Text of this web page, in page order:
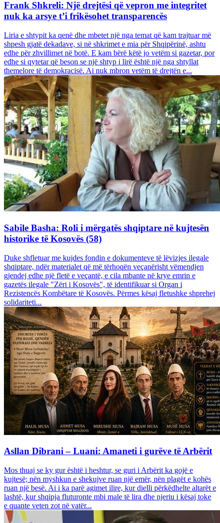
Frank Shkreli: Një drejtësi që vepron me integritet
nuk ka arsye t’i frikësohet transparencës
Liria e shtypit ka qenë dhe mbetet një nga temat që kam trajtuar më
shpesh gjatë dekadave, si në shkrimet e mia për Shqipërinë, ashtu
edhe për zhvillimet në botë. E kam bërë këtë jo vetëm si gazetar, por
edhe si qytetar që beson se një shtyp i lirë është një nga shtyllat
themelore të demokracisë. Ai nuk mbron vetëm të drejtën e...
Sabile Basha: Roli i mërgatës shqiptare në kujtesën
historike të Kosovës (58)
Duke shfletuar me kujdes fondin e dokumenteve të lëvizjes ilegale
shqiptare, ndër materialet që më tërhoqën veçanërisht vëmendjen
gjendej edhe një fletë e veçantë, e cila mbante në krye emrin e
gazetës ilegale "Zëri i Kosovës", të identifikuar si Organ i
Rezistencës Kombëtare të Kosovës. Përmes kësaj fletushke shprehej
solidariteti...
Asllan Dibrani – Luani: Amaneti i gurëve të Arbërit
Mos thuaj se ky gur është i heshtur, se guri i Arbërit ka gojë e
kujtesë; nën myshkun e shekujve ruan një emër, nën plagët e kohës
ruan një besë. Ai i ka parë agimet ilire, kur dielli përkëdhelte altarët e
lashtë, kur shqipja fluturonte mbi male të lira dhe njeriu i kësaj toke
e quante veten zot në vatër...